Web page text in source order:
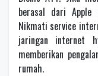
berasal dari Apple
Nikmati service
jaringan internet
memberikan
rumah.